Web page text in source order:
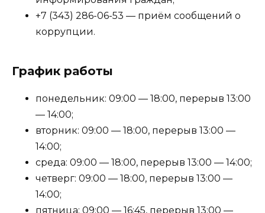
+7 (343) 286-06-53 — приём сообщений о
коррупции.
График работы
понедельник: 09:00 — 18:00, перерыв 13:00
— 14:00;
вторник: 09:00 — 18:00, перерыв 13:00 —
14:00;
среда: 09:00 — 18:00, перерыв 13:00 — 14:00;
четверг: 09:00 — 18:00, перерыв 13:00 —
14:00;
пятница: 09:00 — 16:45, перерыв 13:00 —